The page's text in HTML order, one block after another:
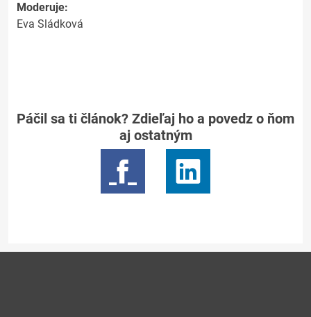
Moderuje:
Eva Sládková
Páčil sa ti článok? Zdieľaj ho a povedz o ňom
aj ostatným